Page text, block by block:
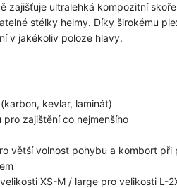
zajišťuje ultralehká kompozitní
stélky helmy. Díky širokému
v jakékoliv poloze hlavy.
kevlar, laminát)
zajištění co nejmenšího
větší volnost pohybu a kombort při
XS-M / large pro velikosti L-